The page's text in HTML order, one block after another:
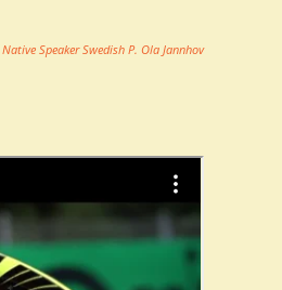
Native Speaker Swedish P. Ola Jannhov